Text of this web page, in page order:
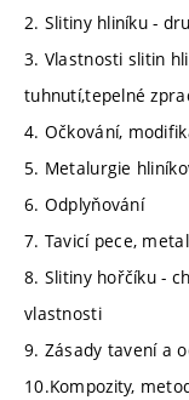
2. Slitiny hliníku -
3. Vlastnosti slitin
tuhnutí,tepelné
4. Očkování,
5. Metalurgie
6. Odplyňování
7. Tavicí pece,
8. Slitiny hořčíku -
vlastnosti
9. Zásady tavení a
10.Kompozity,